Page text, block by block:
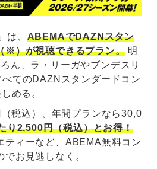
は、 ABEMAでDAZNスタン
※）が視聴できるプラン。明
ん、ラ・リーガやブンデスリ
てのDAZNスタンダードコン
める。
税込）、年間プランなら30,0
り2,500円（税込）とお得！
ティーなど、ABEMA無料コン
お見逃しなく。